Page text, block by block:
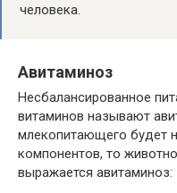
человека.
Авитаминоз
Несбалансированное
витаминов называют
млекопитающего будет
компонентов, то
выражается авитаминоз: